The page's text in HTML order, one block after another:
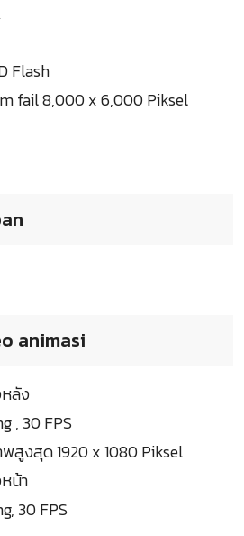
Flash
fail 8,000 x 6,000 Piksel
animasi
ลัง
, 30 FPS
สูงสุด 1920 x 1080 Piksel
น้า
30 FPS